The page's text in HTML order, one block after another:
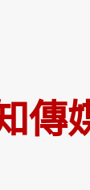
傳